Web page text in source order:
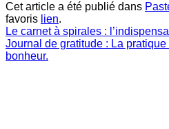
Cet article a été publié dans
favoris lien.
Le carnet à spirales :
Journal de gratitude : La
bonheur.